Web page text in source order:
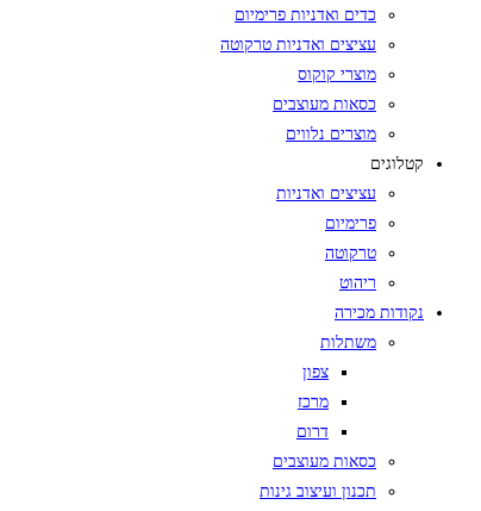
כדים ואדניות פרימיום
עציצים ואדניות טרקוטה
מוצרי קוקוס
כסאות מעוצבים
מוצרים נלווים
קטלוגים
עציצים ואדניות
פרימיום
טרקוטה
ריהוט
נקודות מכירה
משתלות
צפון
מרכז
דרום
כסאות מעוצבים
תכנון ועיצוב גינות